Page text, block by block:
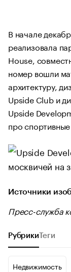
В начале
реализовала
House,
номер вошли
архитектуру,
Upside Club и
Upside
про
Источники
Пресс-служба
Рубрики Теги
Недвижимость